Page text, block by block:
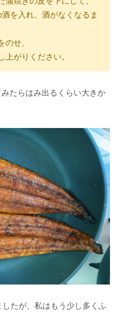
を入れ、酒がなくなるま
のせ、
上がりください。
たらはみ出るくらい大きか
たが、私はもう少し多くふ